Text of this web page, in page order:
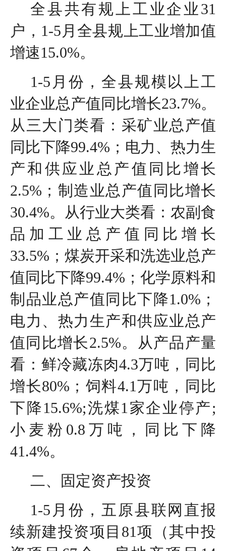
全县共有规上工业企业31
户，1-5月全县规上工业增加值
增速15.0%。
1-5月份，全县规模以上工
业企业总产值同比增长23.7%。
从三大门类看：采矿业总产值
同比下降99.4%；电力、热力生
产和供应业总产值同比增长
2.5%；制造业总产值同比增长
30.4%。从行业大类看：农副食
品加工业总产值同比增长
33.5%；煤炭开采和洗选业总产
值同比下降99.4%；化学原料和
制品业总产值同比下降1.0%；
电力、热力生产和供应业总产
值同比增长2.5%。从产品产量
看：鲜冷藏冻肉4.3万吨，同比
增长80%；饲料4.1万吨，同比
下降15.6%;洗煤1家企业停产;
小麦粉0.8万吨，同比下降
41.4%。
二、固定资产投资
1-5月份，五原县联网直报
续新建投资项目81项（其中投